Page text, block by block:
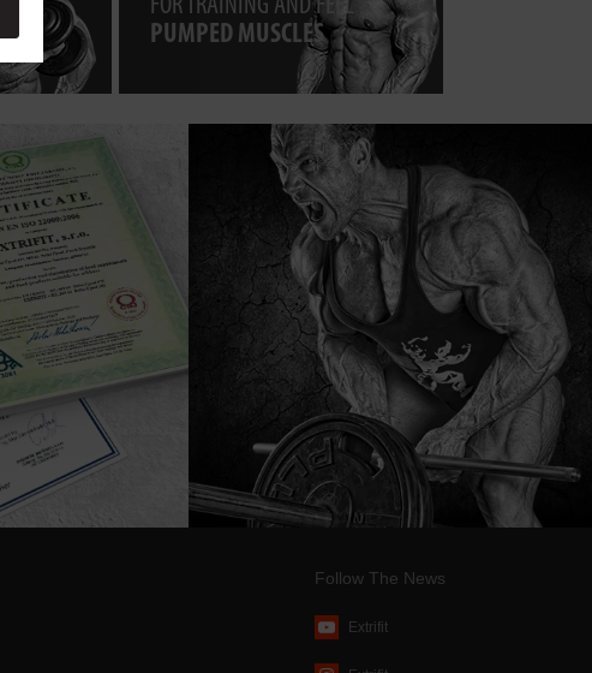
FOR TRAINING AND FEEL
PUMPED MUSCLES
Follow The News
Extrifit